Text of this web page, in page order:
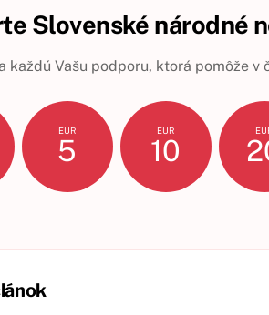
Slovenské národné
každú Vašu podporu, ktorá pomôže v
EUR
5
EUR
10